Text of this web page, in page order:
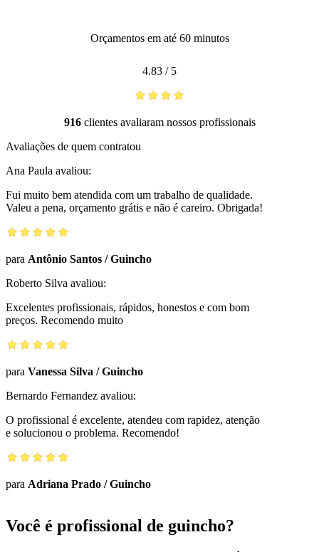
Orçamentos em até 60 minutos
4.83 / 5
916clientes avaliaram nossos profissionais
Avaliações de quem contratou
Ana Paula avaliou:
Fui muito bem atendida com um trabalho de qualidade.
Valeu a pena, orçamento grátis e não é careiro. Obrigada!
para Antônio Santos /Guincho
Roberto Silva avaliou:
Excelentes profissionais, rápidos, honestos e com bom
preços. Recomendo muito
para Vanessa Silva /Guincho
Bernardo Fernandez avaliou:
O profissional é excelente, atendeu com rapidez, atenção
e solucionou o problema. Recomendo!
para Adriana Prado /Guincho
Você é profissional de guincho?